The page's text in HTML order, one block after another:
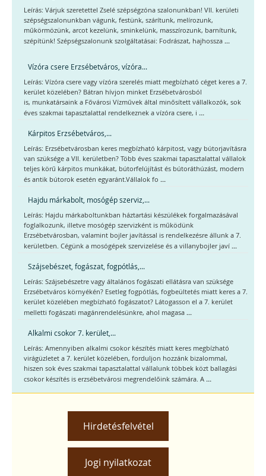
Leírás: Várjuk szeretettel Zselé szépségzóna szalonunkban! VII. kerületi
szépségszalonunkban vágunk, festünk, szárítunk, melírozunk,
műkörmözünk, arcot kezelünk, sminkelünk, masszírozunk, barnítunk,
szépítünk! Szépségszalonunk szolgáltatásai: Fodrászat, hajhossza ...
Vízóra csere Erzsébetváros, vízóra...
Leírás: Vízóra csere vagy vízóra szerelés miatt megbízható céget keres a 7.
kerület közelében? Bátran hívjon minket Erzsébetvárosból
is, munkatársaink a Fővárosi Vízművek által minősített vállalkozók, sok
éves szakmai tapasztalattal rendelkeznek a vízóra csere, i ...
Kárpitos Erzsébetváros,...
Leírás: Erzsébetvárosban keres megbízható kárpitost, vagy bútorjavításra
van szüksége a VII. kerületben? Több éves szakmai tapasztalattal vállalok
teljes körű kárpitos munkákat, bútorfelújítást és bútoráthúzást, modern
és antik bútorok esetén egyaránt.Vállalok fo ...
Hajdu márkabolt, mosógép szerviz,...
Leírás: Hajdu márkaboltunkban háztartási készülékek forgalmazásával
foglalkozunk, illetve mosógép szervizként is működünk
Erzsébetvárosban, valamint bojler javítással is rendelkezésre állunk a 7.
kerületben. Cégünk a mosógépek szervizelése és a villanybojler javí ...
Szájsebészet, fogászat, fogpótlás,...
Leírás: Szájsebészetre vagy általános fogászati ellátásra van szüksége
Erzsébetváros környékén? Esetleg fogpótlás, fogbeültetés miatt keres a 7.
kerület közelében megbízható fogászatot? Látogasson el a 7. kerület
melletti fogászati magánrendelésünkre, ahol magasa ...
Alkalmi csokor 7. kerület,...
Leírás: Amennyiben alkalmi csokor készítés miatt keres megbízható
virágüzletet a 7. kerület közelében, forduljon hozzánk bizalommal,
hiszen sok éves szakmai tapasztalattal vállalunk többek közt ballagási
csokor készítés is erzsébetvárosi megrendelőink számára. A ...
Hirdetésfelvétel
Jogi nyilatkozat